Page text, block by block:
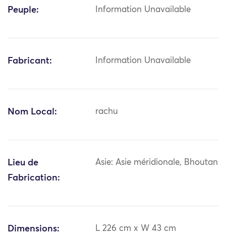
Peuple: Information Unavailable
Fabricant: Information Unavailable
Nom Local: rachu
Lieu de
Fabrication:
Asie: Asie méridionale, Bhoutan
Dimensions: L 226 cm x W 43 cm